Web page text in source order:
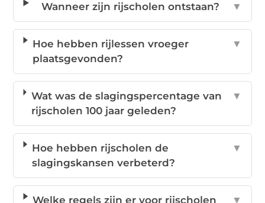
Wanneer zijn rijscholen ontstaan? ▼
Hoe hebben rijlessen vroeger
plaatsgevonden?
▼
Wat was de slagingspercentage van
rijscholen 100 jaar geleden?
▼
Hoe hebben rijscholen de
slagingskansen verbeterd?
▼
Welke regels zijn er voor rijscholen
▼